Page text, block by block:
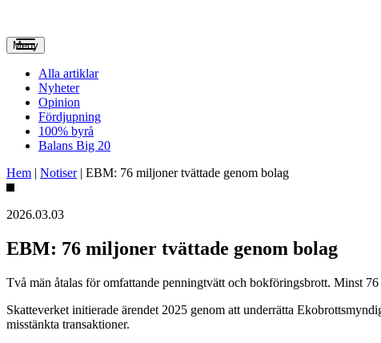
Meny
Alla artiklar
Nyheter
Opinion
Fördjupning
100% byrå
Balans Big 20
Hem | Notiser| EBM: 76 miljoner tvättade genom bolag
2026.03.03
EBM: 76 miljoner tvättade genom bolag
Två män åtalas för omfattande penningtvätt och bokföringsbrott. Minst
Skatteverket initierade ärendet 2025 genom att underrätta
misstänkta transaktioner.